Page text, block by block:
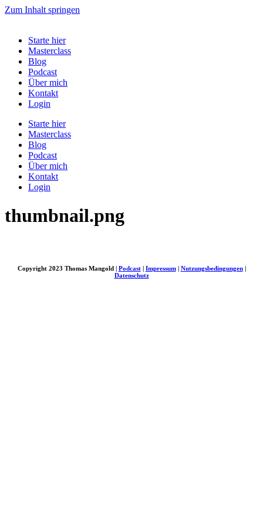
Zum Inhalt springen
Starte hier
Masterclass
Blog
Podcast
Über mich
Kontakt
Login
Starte hier
Masterclass
Blog
Podcast
Über mich
Kontakt
Login
thumbnail.png
Copyright 2023 Thomas Mangold | Podcast| Impressum| Nutzungsbedingungen|
Datenschutz